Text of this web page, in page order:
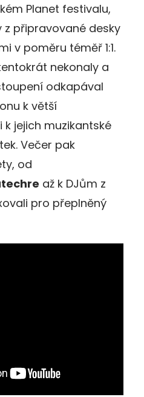
Planet festivalu,
z připravované desky
v poměru téměř 1:1.
nekonaly a
odkapával
k větší
jejich muzikantské
Večer pak
od
až k DJům z
pro přeplněný